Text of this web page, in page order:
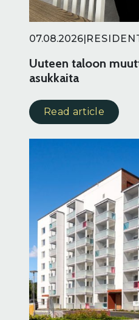
07.08.2026
Uuteen taloon
asukkaita
Read article